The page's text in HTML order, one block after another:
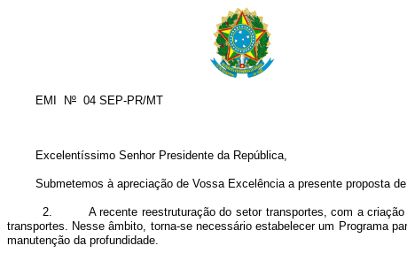
EMI Nº 04 SEP-PR/MT
Excelentíssimo Senhor Presidente da República,
Submetemos à apreciação de Vossa Excelência a presente proposta de
2. A recente reestruturação do setor transportes, com a criação
transportes. Nesse âmbito, torna-se necessário estabelecer um Programa
manutenção da profundidade.